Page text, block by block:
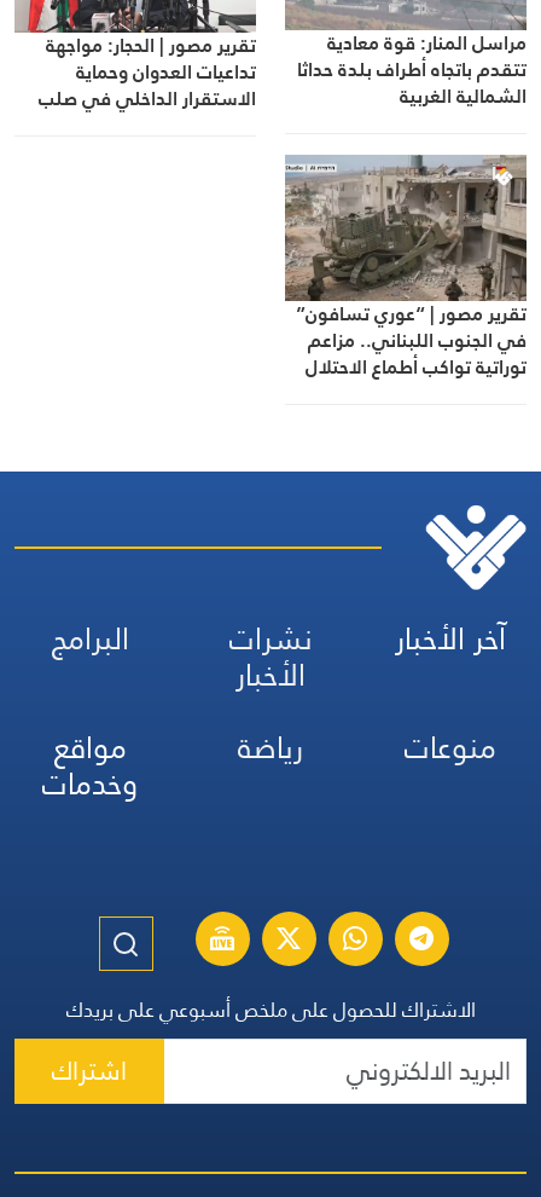
مراسل المنار: قوة معادية
تتقدم باتجاه أطراف بلدة حداثا
الشمالية الغربية
تقرير مصور | الحجار: مواجهة
تداعيات العدوان وحماية
الاستقرار الداخلي في صلب
تقرير مصور | “عوري تسافون”
في الجنوب اللبناني.. مزاعم
توراتية تواكب أطماع الاحتلال
آخر الأخبار نشرات
الأخبار
البرامج
منوعات
رياضة مواقع
وخدمات
الاشتراك للحصول على ملخص أسبوعي على بريدك
اشتراك